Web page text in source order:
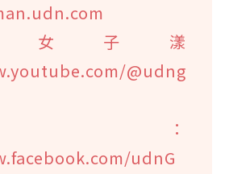
女子漾
@udng
：
udnG